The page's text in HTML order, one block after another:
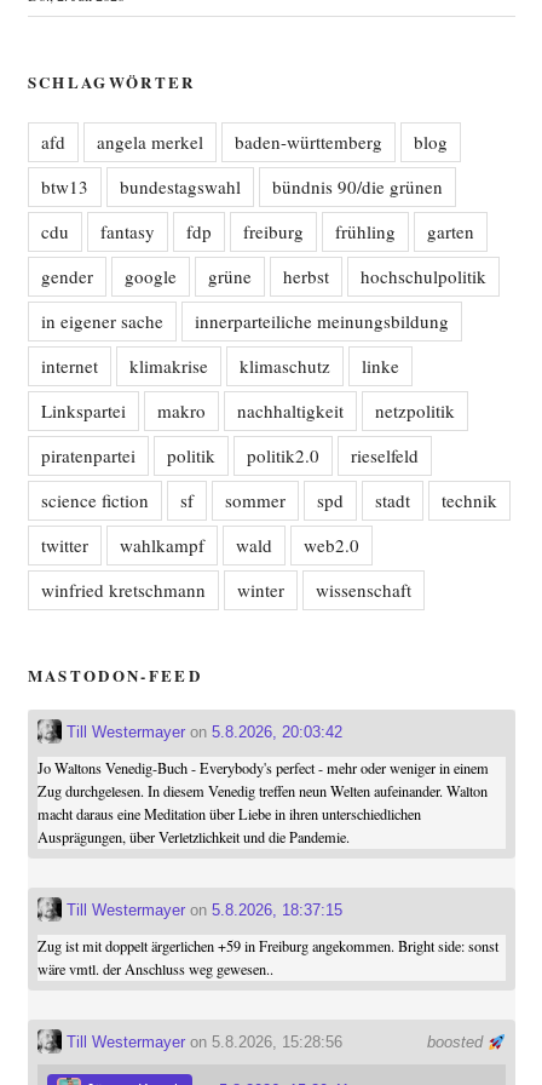
SCHLAGWÖRTER
afd angela merkel baden-württemberg
blog
btw13
bundestagswahl
bündnis 90/die grünen
cdu
fantasy fdp freiburg frühling
garten
gender
google grüne herbst
hochschulpolitik
in eigener sache
innerparteiliche meinungsbildung
internet
klimakrise klimaschutz
linke
Linkspartei
makro nachhaltigkeit
netzpolitik
piratenpartei
politik politik2.0
rieselfeld
science fiction
sf sommer spd stadt
technik
twitter
wahlkampf wald
web2.0
winfried kretschmann
winter wissenschaft
MASTODON-FEED
Till Westermayeron 5.8.2026, 20:03:42
Jo Waltons Venedig-Buch - Everybody's perfect - mehr oder weniger in einem
Zug durchgelesen. In diesem Venedig treffen neun Welten aufeinander. Walton
macht daraus eine Meditation über Liebe in ihren unterschiedlichen
Ausprägungen, über Verletzlichkeit und die Pandemie.
Till Westermayeron 5.8.2026, 18:37:15
Zug ist mit doppelt ärgerlichen +59 in Freiburg angekommen. Bright side: sonst
wäre vmtl. der Anschluss weg gewesen..
boosted
Till Westermayeron 5.8.2026, 15:28:56